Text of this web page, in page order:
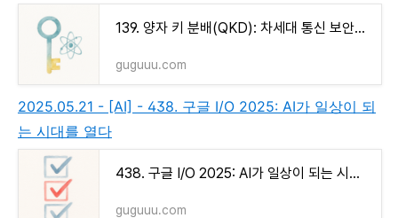
139. 양자 키 분배(QKD): 차세대 통신 보안의 원리와 응용
guguuu.com
2025.05.21 - [AI] - 438. 구글 I/O 2025: AI가 일상이 되
는 시대를 열다
438. 구글 I/O 2025: AI가 일상이 되는 시대를 열다
guguuu.com